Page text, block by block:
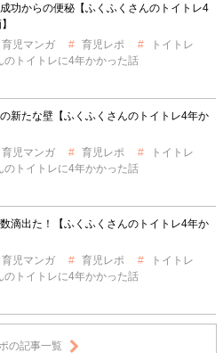
功からの便秘【ふくふくさんのトイトレ4
育児マンガ 育児レポ
トイトレ
のトイトレに4年かかった話
新たな壁【ふくふくさんのトイトレ4年か
育児マンガ 育児レポ
トイトレ
のトイトレに4年かかった話
滴出た！【ふくふくさんのトイトレ4年か
育児マンガ 育児レポ
トイトレ
のトイトレに4年かかった話
の記事一覧